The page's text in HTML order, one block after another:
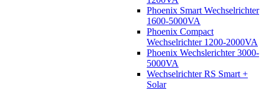
Phoenix Smart Wechselrichter
1600-5000VA
Phoenix Compact
Wechselrichter 1200-2000VA
Phoenix Wechslerichter 3000-
5000VA
Wechselrichter RS Smart +
Solar